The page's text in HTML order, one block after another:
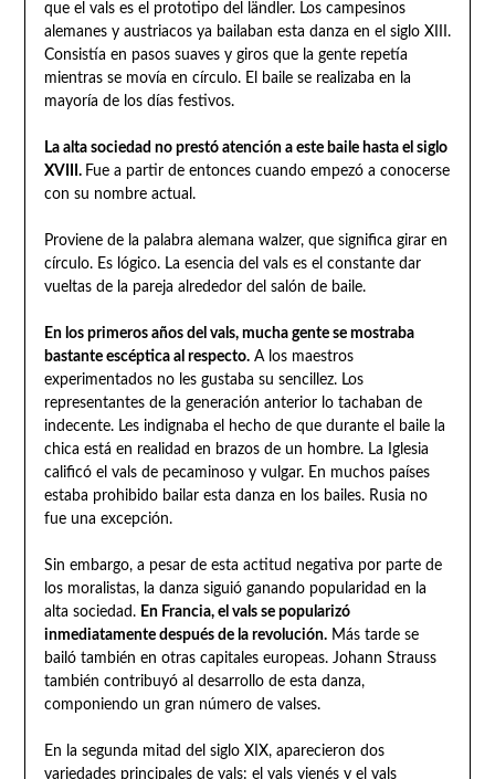
que el vals es el prototipo del ländler. Los campesinos
alemanes y austriacos ya bailaban esta danza en el siglo XIII.
Consistía en pasos suaves y giros que la gente repetía
mientras se movía en círculo. El baile se realizaba en la
mayoría de los días festivos.
La alta sociedad no prestó atención a este baile hasta el siglo
XVIII. Fue a partir de entonces cuando empezó a conocerse
con su nombre actual.
Proviene de la palabra alemana walzer, que significa girar en
círculo. Es lógico. La esencia del vals es el constante dar
vueltas de la pareja alrededor del salón de baile.
En los primeros años del vals, mucha gente se mostraba
bastante escéptica al respecto.A los maestros
experimentados no les gustaba su sencillez. Los
representantes de la generación anterior lo tachaban de
indecente. Les indignaba el hecho de que durante el baile la
chica está en realidad en brazos de un hombre. La Iglesia
calificó el vals de pecaminoso y vulgar. En muchos países
estaba prohibido bailar esta danza en los bailes. Rusia no
fue una excepción.
Sin embargo, a pesar de esta actitud negativa por parte de
los moralistas, la danza siguió ganando popularidad en la
alta sociedad. En Francia, el vals se popularizó
inmediatamente después de la revolución.Más tarde se
bailó también en otras capitales europeas. Johann Strauss
también contribuyó al desarrollo de esta danza,
componiendo un gran número de valses.
En la segunda mitad del siglo XIX, aparecieron dos
variedades principales de vals: el vals vienés y el vals